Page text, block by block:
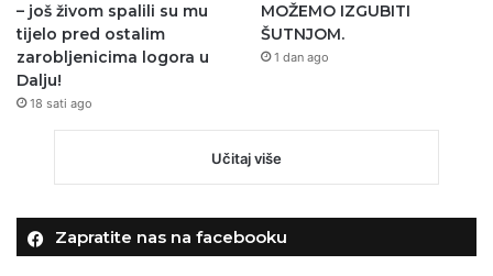
– još živom spalili su mu
tijelo pred ostalim
zarobljenicima logora u
Dalju!
18 sati ago
MOŽEMO IZGUBITI
ŠUTNJOM.
1 dan ago
Učitaj više
Zapratite nas na facebooku